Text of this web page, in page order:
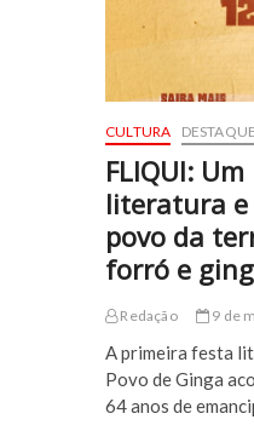
Euclides
CULTURA DESTAQUE
FLIQUI:
literatura
povo da
forró e
Redação 9 de
A primeira festa
Povo de Ginga
64 anos de